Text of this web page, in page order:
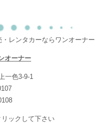
レンタカーならワンオーナー
オーナー
一色3-9-1
ックして下さい